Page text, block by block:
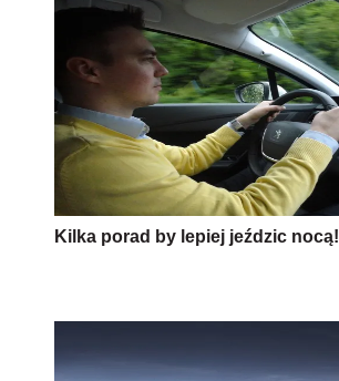
Kilka porad by lepiej jeździc nocą!